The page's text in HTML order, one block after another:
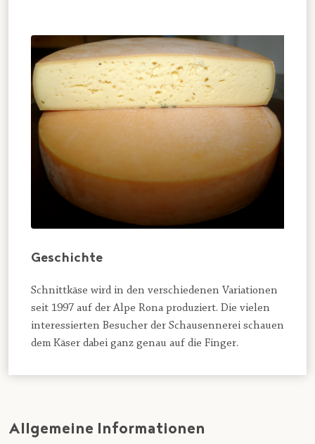
Geschichte
Schnittkäse wird in den verschiedenen Variationen
seit 1997 auf der Alpe Rona produziert. Die vielen
interessierten Besucher der Schausennerei schauen
dem Käser dabei ganz genau auf die Finger.
Allgemeine Informationen